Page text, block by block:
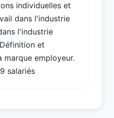
individuelles et
dans l'industrie
l'industrie
et
marque employeur.
salariés